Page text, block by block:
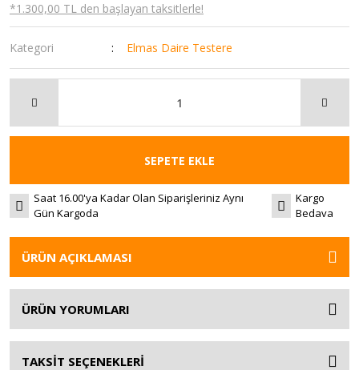
*1.300,00 TL den başlayan taksitlerle!
Kategori Elmas Daire Testere
SEPETE EKLE
Saat 16.00'ya Kadar Olan Siparişleriniz Aynı
Gün Kargoda
Kargo
Bedava
ÜRÜN AÇIKLAMASI
ÜRÜN YORUMLARI
TAKSİT SEÇENEKLERİ